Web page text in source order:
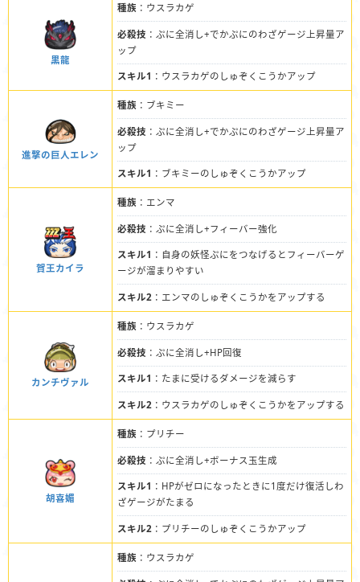
黒龍
種族 ：ウスラカゲ
必殺技 ：ぷに全消し+でかぷにのわざゲージ上昇量ア
ップ
スキル1 ：ウスラカゲのしゅぞくこうかアップ
進撃の巨人エレン
種族 ：ブキミー
必殺技 ：ぷに全消し+でかぷにのわざゲージ上昇量ア
ップ
スキル1 ：ブキミーのしゅぞくこうかアップ
賀王カイラ
種族 ：エンマ
必殺技 ：ぷに全消し+フィーバー強化
スキル1 ：自身の妖怪ぷにをつなげるとフィーバーゲ
ージが溜まりやすい
スキル2 ：エンマのしゅぞくこうかをアップする
カンチヴァル
種族 ：ウスラカゲ
必殺技 ：ぷに全消し+HP回復
スキル1 ：たまに受けるダメージを減らす
スキル2 ：ウスラカゲのしゅぞくこうかをアップする
胡喜媚
種族 ：プリチー
必殺技 ：ぷに全消し+ボーナス玉生成
スキル1 ：HPがゼロになったときに1度だけ復活しわ
ざゲージがたまる
スキル2 ：プリチーのしゅぞくこうかアップ
種族 ：ウスラカゲ